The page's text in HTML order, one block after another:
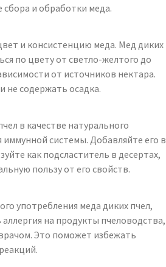
и обработки меда.
и консистенцию меда. Мед диких
по цвету от светло-желтого до
от источников нектара.
не содержать осадка.
в качестве натурального
иммунной системы. Добавляйте его в
как подсластитель в десертах,
пользу от его свойств.
употребления меда диких пчел,
аллергия на продукты пчеловодства,
Это поможет избежать